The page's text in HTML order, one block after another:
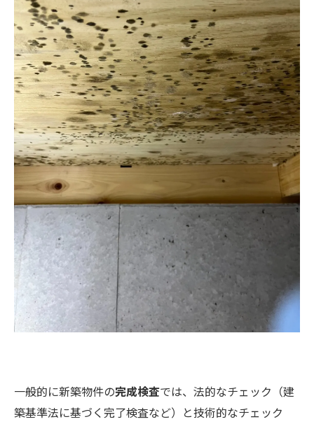
一般的に新築物件の完成検査では、法的なチェック（建
築基準法に基づく完了検査など）と技術的なチェック